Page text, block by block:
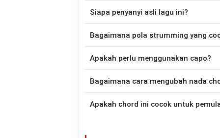
disederhanakan sehingga lebih mudah
memainkan lagu ini.
Siapa penyanyi asli lagu ini?
Bagaimana pola strumming yang
Down - Down - Up - Up - Down - Up
Dek Pancarian.
Apakah perlu menggunakan capo?
nada asli penyanyi, kamu dapat
kebutuhan.
Bagaimana cara mengubah nada
nada. Seluruh chord akan berubah secara otomatis tanpa mengubah lirik sehingga kamu dapat
Apakah chord ini cocok untuk